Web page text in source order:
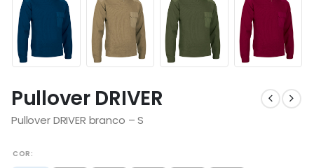
Pullover DRIVER
Pullover DRIVER branco – S
COR